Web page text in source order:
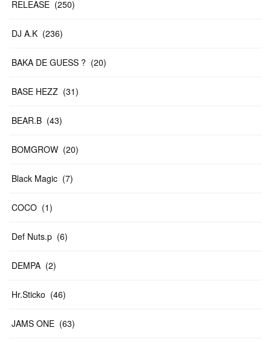
RELEASE (250)
DJ A.K (236)
BAKA DE GUESS ? (20)
BASE HEZZ (31)
BEAR.B (43)
BOMGROW (20)
Black Magic (7)
COCO (1)
Def Nuts.p (6)
DEMPA (2)
Hr.Sticko (46)
JAMS ONE (63)